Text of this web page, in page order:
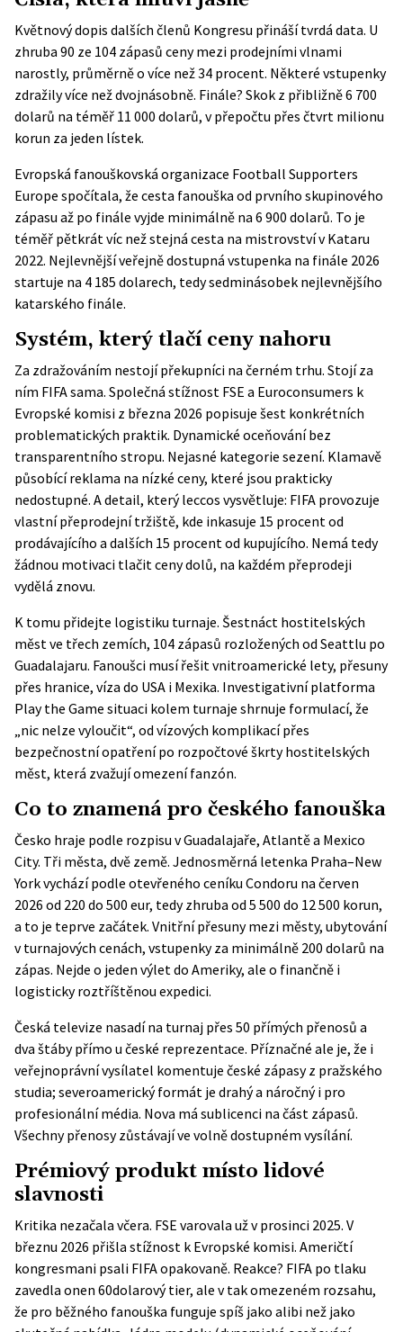
Květnovýdopis dalších členů Kongresu přináší tvrdá data. U
zhruba 90 ze 104 zápasů ceny mezi prodejními vlnami
narostly, průměrně o více než 34 procent. Některé vstupenky
zdražily více než dvojnásobně. Finále? Skok z přibližně 6 700
dolarů na téměř 11 000 dolarů, v přepočtu přes čtvrt milionu
korun za jeden lístek.
Evropská fanouškovská organizace Football Supporters
Europe spočítala, že cesta fanouška od prvního skupinového
zápasu až po finále vyjde minimálně na 6 900 dolarů. To je
téměř pětkrát víc než stejná cesta na mistrovství v Kataru
2022. Nejlevnější veřejně dostupná vstupenka na finále 2026
startuje na 4 185 dolarech, tedy sedminásobek nejlevnějšího
katarského finále.
Systém, který tlačí ceny nahoru
Za zdražováním nestojí překupníci na černém trhu. Stojí za
ním FIFA sama. Společná stížnost FSE a Euroconsumers k
Evropské komisi z března 2026 popisuje šest konkrétních
problematických praktik. Dynamické oceňování bez
transparentního stropu. Nejasné kategorie sezení. Klamavě
působící reklama na nízké ceny, které jsou prakticky
nedostupné. A detail, který leccos vysvětluje: FIFA provozuje
vlastní přeprodejní tržiště, kde inkasuje 15 procent od
prodávajícího a dalších 15 procent od kupujícího. Nemá tedy
žádnou motivaci tlačit ceny dolů, na každém přeprodeji
vydělá znovu.
K tomu přidejte logistiku turnaje. Šestnáct hostitelských
měst ve třech zemích, 104 zápasů rozložených od Seattlu po
Guadalajaru. Fanoušci musí řešit vnitroamerické lety, přesuny
přes hranice, víza do USA i Mexika. Investigativní platforma
Play the Game situaci kolem turnaje shrnuje formulací, že
„nic nelze vyloučit“, od vízových komplikací přes
bezpečnostní opatření po rozpočtové škrty hostitelských
měst, která zvažují omezení fanzón.
Co to znamená pro českého fanouška
Česko hraje podle rozpisu v Guadalajaře, Atlantě a Mexico
City. Tři města, dvě země. Jednosměrná letenka Praha–New
York vychází podle otevřeného ceníku Condoru na červen
2026 od 220 do 500 eur, tedy zhruba od 5 500 do 12 500 korun,
a to je teprve začátek. Vnitřní přesuny mezi městy, ubytování
v turnajových cenách, vstupenky za minimálně 200 dolarů na
zápas. Nejde o jeden výlet do Ameriky, ale o finančně i
logisticky roztříštěnou expedici.
Česká televize nasadí na turnaj přes 50 přímých přenosů a
dva štáby přímo u české reprezentace. Příznačné ale je, že i
veřejnoprávní vysílatel komentuje české zápasy z pražského
studia; severoamerický formát je drahý a náročný i pro
profesionální média. Nova má sublicenci na část zápasů.
Všechny přenosy zůstávají ve volně dostupném vysílání.
Prémiový produkt místo lidové
slavnosti
Kritika nezačala včera. FSE varovala už v prosinci 2025. V
březnu 2026 přišla stížnost k Evropské komisi. Američtí
kongresmani psali FIFA opakovaně. Reakce? FIFA po tlaku
zavedla onen 60dolarový tier, ale v tak omezeném rozsahu,
že pro běžného fanouška funguje spíš jako alibi než jako